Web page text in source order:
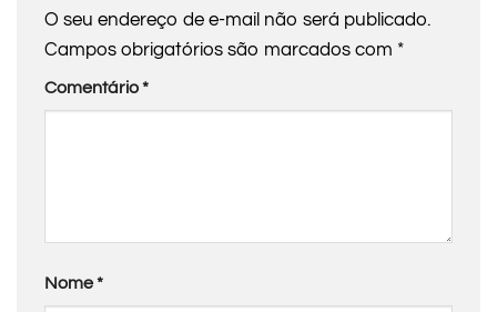
O seu endereço de e-mail não será publicado.
Campos obrigatórios são marcados com *
Comentário*
Nome*